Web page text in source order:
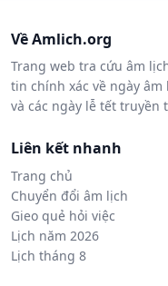
Về Amlich.org
Trang web tra cứu âm
tin chính xác về ngày
và các ngày lễ tết truyền
Liên kết nhanh
Trang chủ
Chuyển đổi âm lịch
Gieo quẻ hỏi việc
Lịch năm 2026
Lịch tháng 8